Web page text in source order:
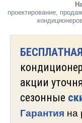
проектирование,
БЕСПЛАТНАЯ
акции
сезонные
Гарантия на